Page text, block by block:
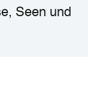
Seen und